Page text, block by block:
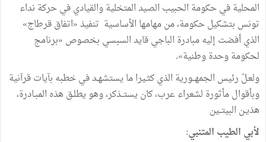
المحليةفيحكومة الحبيب الصيدالمتخليةوالقياديفيحركة نداء
تونس بتشكيلحكومة،منمهامها الأساسية تنفيذ«اتفاققرطاج»
الذيأفضت إليهمبادرة الباجيقايدالسبسي بخصوص «برنامج
لحكومةوحدةوطنية»
.
ولعـلّ رئيس الجمهــورية الذيكثـيراما يستشهـدفيخطبه بآياتقرآنية
وبأقوالمأثورة لشعراءعرب،كان يستــذكر،وهويطلـق هذه المبـادرة،
هذيـن البيتــين
لأبي الطيب المتنبي: